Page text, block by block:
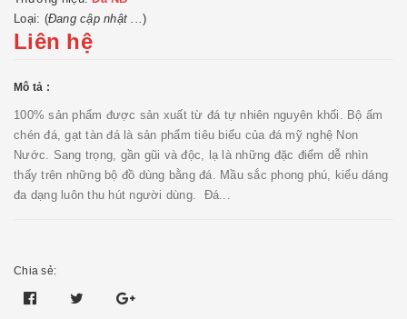
Loại: (Đang cập nhật ...)
Liên hệ
Mô tả :
100% sản phẩm được sản xuất từ đá tự nhiên nguyên khối. Bộ ấm
chén đá, gạt tàn đá là sản phẩm tiêu biểu của đá mỹ nghệ Non
Nước. Sang trọng, gần gũi và độc, lạ là những đặc điểm dễ nhìn
thấy trên những bộ đồ dùng bằng đá. Mầu sắc phong phú, kiểu dáng
đa dạng luôn thu hút người dùng. Đá...
Chia sẻ: